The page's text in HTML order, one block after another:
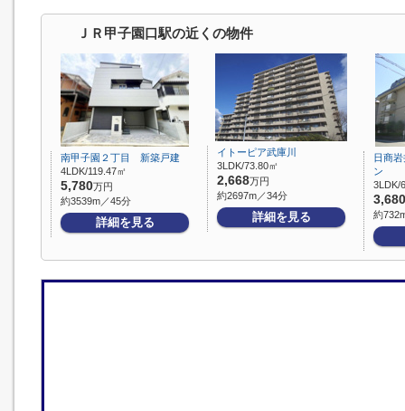
ＪＲ甲子園口駅の近くの物件
南甲子園２丁目 新築戸建
4LDK/119.47㎡
5,780万円
約3539m／45分
詳細を見る
イトーピア武庫川
3LDK/73.80㎡
2,668万円
約2697m／34分
詳細を見る
日商
ン
3LDK/
3,680
約